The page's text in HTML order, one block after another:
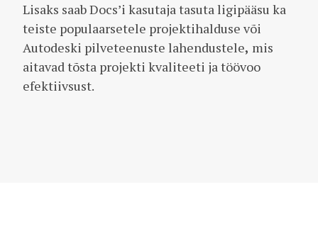
Lisaks saab Docs’i kasutaja tasuta ligipääsu ka
teiste populaarsetele projektihalduse või
Autodeski pilveteenuste lahendustele, mis
aitavad tõsta projekti kvaliteeti ja töövoo
efektiivsust.